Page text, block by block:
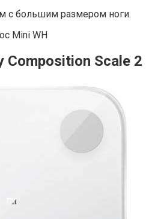
с большим размером ноги.
Mini WH
Composition Scale 2